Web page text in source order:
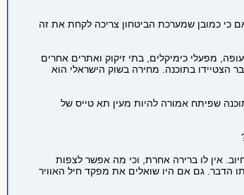
כי כמובן שמערכת הביטחון צריכה לקחת את זה
מפעלי כימיקלים, בתי זיקוק ואתרים אחרים
הצטיידו בתוכנה. מחירה בשוק הישראלי הוא
שפיתח אמורה להיות מעין תא טייס של
אין לו ברירה אחרת, וכי מה אפשר לצפות
הדבר. גם אם היו שואלים את מפקד חיל האוויר